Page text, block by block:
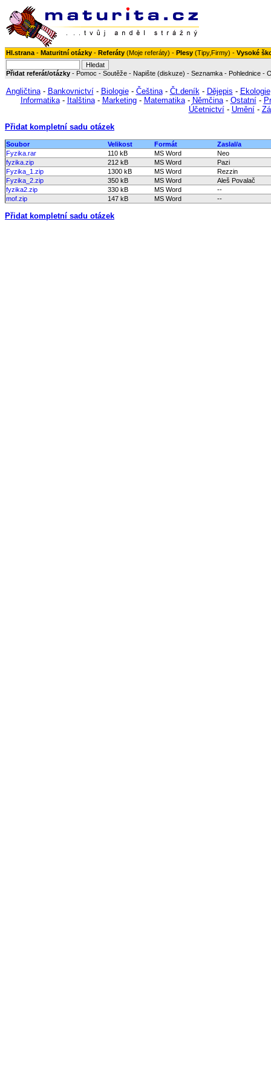
Hl.strana - Maturitní otázky - Referáty (Moje referáty) - Plesy (Tipy,Firmy) - Vysoké
Přidat referát/otázky - Pomoc - Soutěže - Napište (diskuze) - Seznamka - Pohlednice -
Angličtina- Bankovnictví- Biologie- Čeština- Čt.deník- Dějepis - Ekologie
Informatika- Italština- Marketing- Matematika- Němčina- Ostatní-
Účetnictví- Umění-
Přidat kompletní sadu otázek
Soubor Velikost Formát
Zaslal/a
Fyzika.rar
110 kB MS Word
Neo
fyzika.zip
212 kB MS Word
Pazi
Fyzika_1.zip
1300 kB MS Word
Rezzin
Fyzika_2.zip
350 kB MS Word
Aleš Povalač
fyzika2.zip
330 kB MS Word
--
mof.zip
147 kB MS Word --
Přidat kompletní sadu otázek